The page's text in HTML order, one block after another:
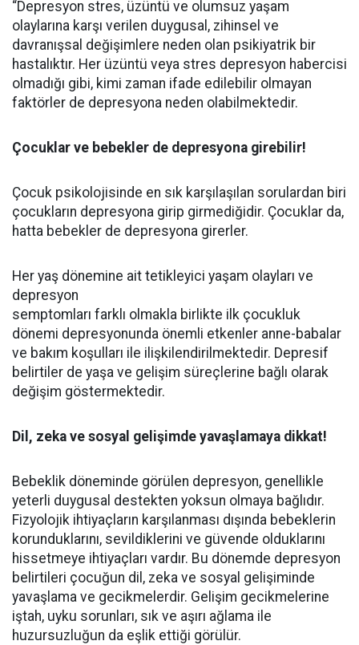
“Depresyon stres, üzüntü ve olumsuz yaşam
olaylarına karşı verilen duygusal, zihinsel ve
davranışsal değişimlere neden olan psikiyatrik bir
hastalıktır. Her üzüntü veya stres depresyon habercisi
olmadığı gibi, kimi zaman ifade edilebilir olmayan
faktörler de depresyona neden olabilmektedir.
Çocuklar ve bebekler de depresyona girebilir!
Çocuk psikolojisinde en sık karşılaşılan sorulardan biri
çocukların depresyona girip girmediğidir. Çocuklar da,
hatta bebekler de depresyona girerler.
Her yaş dönemine ait tetikleyici yaşam olayları ve
depresyon
semptomları farklı olmakla birlikte ilk çocukluk
dönemi depresyonunda önemli etkenler anne-babalar
ve bakım koşulları ile ilişkilendirilmektedir. Depresif
belirtiler de yaşa ve gelişim süreçlerine bağlı olarak
değişim göstermektedir.
Dil, zeka ve sosyal gelişimde yavaşlamaya dikkat!
Bebeklik döneminde görülen depresyon, genellikle
yeterli duygusal destekten yoksun olmaya bağlıdır.
Fizyolojik ihtiyaçların karşılanması dışında bebeklerin
korunduklarını, sevildiklerini ve güvende olduklarını
hissetmeye ihtiyaçları vardır. Bu dönemde depresyon
belirtileri çocuğun dil, zeka ve sosyal gelişiminde
yavaşlama ve gecikmelerdir. Gelişim gecikmelerine
iştah, uyku sorunları, sık ve aşırı ağlama ile
huzursuzluğun da eşlik ettiği görülür.